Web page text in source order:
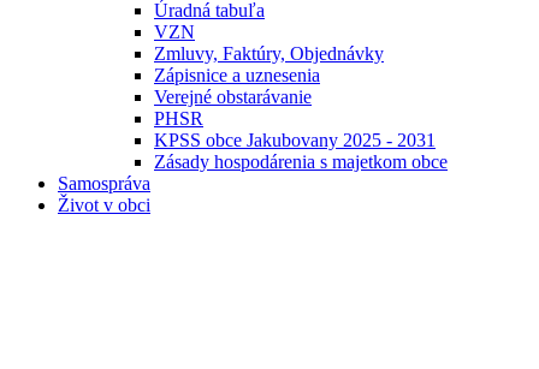
Úradná tabuľa
VZN
Zmluvy, Faktúry, Objednávky
Zápisnice a uznesenia
Verejné obstarávanie
PHSR
KPSS obce Jakubovany 2025 - 2031
Zásady hospodárenia s majetkom obce
Samospráva
Život v obci